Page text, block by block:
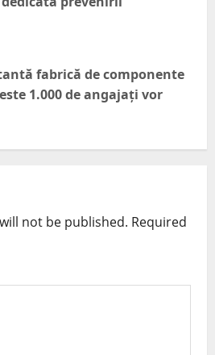
fabrică de componente
1.000 de angajați vor
not be published. Required